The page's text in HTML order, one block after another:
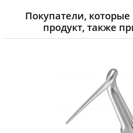
Покупатели, которые
продукт, также